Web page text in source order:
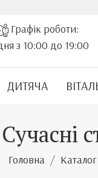
Графік роботи:
з 10:00 до 19:00
ДИТЯЧА
Сучасні
Головна Каталог